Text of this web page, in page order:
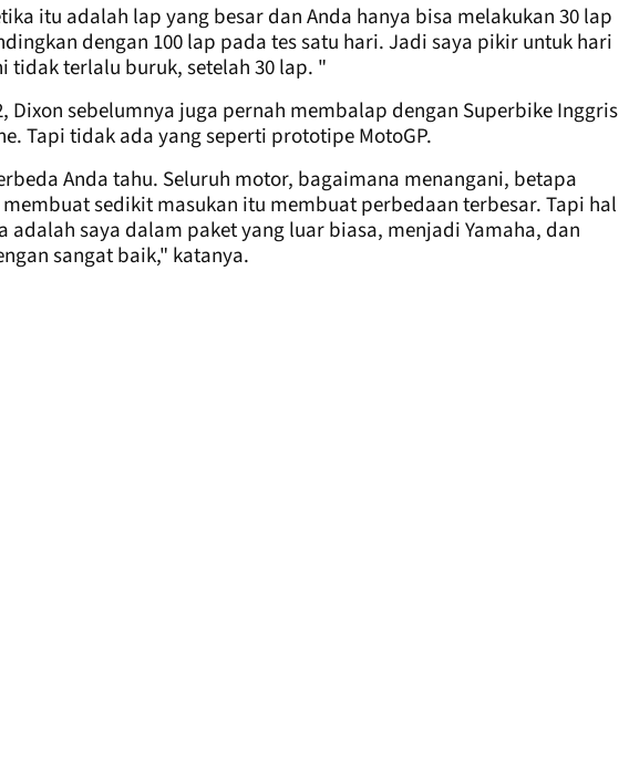
itu adalah lap yang besar dan Anda hanya bisa melakukan 30 lap
dengan 100 lap pada tes satu hari. Jadi saya pikir untuk hari
tidak terlalu buruk, setelah 30 lap. "
Dixon sebelumnya juga pernah membalap dengan Superbike Inggris
Tapi tidak ada yang seperti prototipe MotoGP.
Anda tahu. Seluruh motor, bagaimana menangani, betapa
sedikit masukan itu membuat perbedaan terbesar. Tapi hal
adalah saya dalam paket yang luar biasa, menjadi Yamaha, dan
sangat baik," katanya.